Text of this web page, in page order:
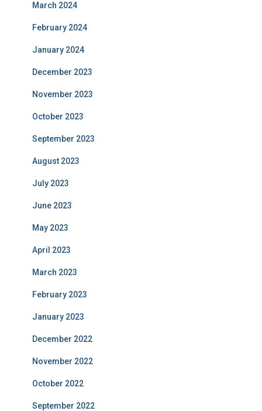
March 2024
February 2024
January 2024
December 2023
November 2023
October 2023
September 2023
August 2023
July 2023
June 2023
May 2023
April 2023
March 2023
February 2023
January 2023
December 2022
November 2022
October 2022
September 2022